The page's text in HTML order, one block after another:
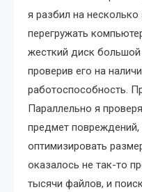
я разбил на несколько
перегружать
жесткий диск большой
проверив его на
работоспособность.
Параллельно я
предмет
оптимизировать
оказалось не так-то
тысячи файлов, и